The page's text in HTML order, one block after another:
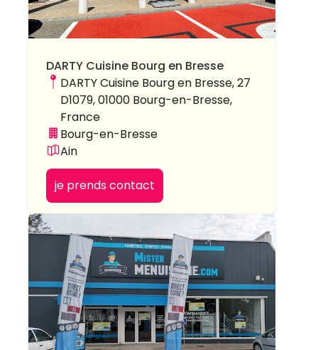
DARTY Cuisine Bourg en Bresse
DARTY Cuisine Bourg en Bresse, 27
D1079, 01000 Bourg-en-Bresse,
France
Bourg-en-Bresse
Ain
je prends contact